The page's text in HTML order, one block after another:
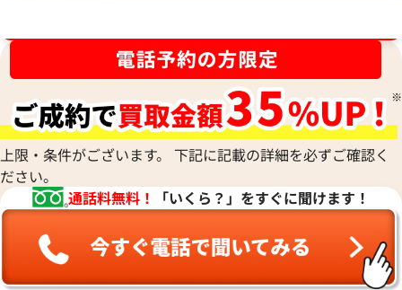
ャンバス レザー
50,000円
2026年6月17日時点
27,000円
2024年6月3日時点
上限・条件がございます。 下記に記載の詳細を必ずご確認く
ださい。
通話料無料！
「いくら？」をすぐに聞けます！